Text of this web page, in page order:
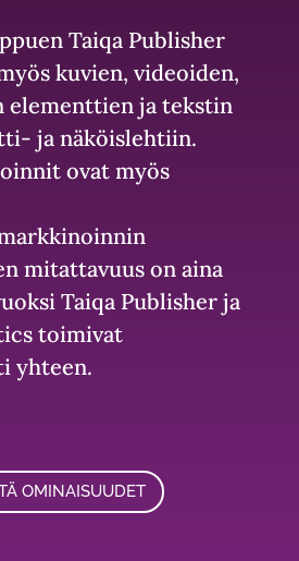
Taiqa Publisher
kuvien, videoiden,
ja tekstin
ja näköislehtiin.
ovat myös
mitattavuus on aina
Taiqa Publisher ja
toimivat
yhteen.
OMINAISUUDET